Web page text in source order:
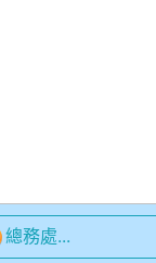
總務處...